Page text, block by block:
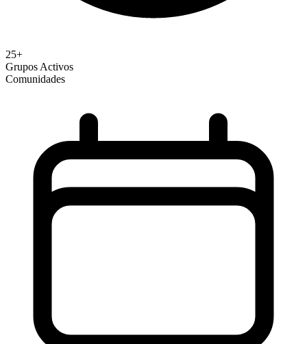
25+
Grupos Activos
Comunidades